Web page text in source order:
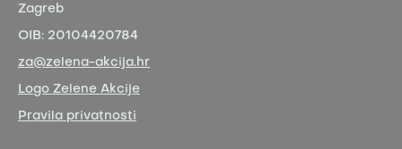
Zagreb
OIB: 20104420784
za@zelena-akcija.hr
Logo Zelene Akcije
Pravila privatnosti